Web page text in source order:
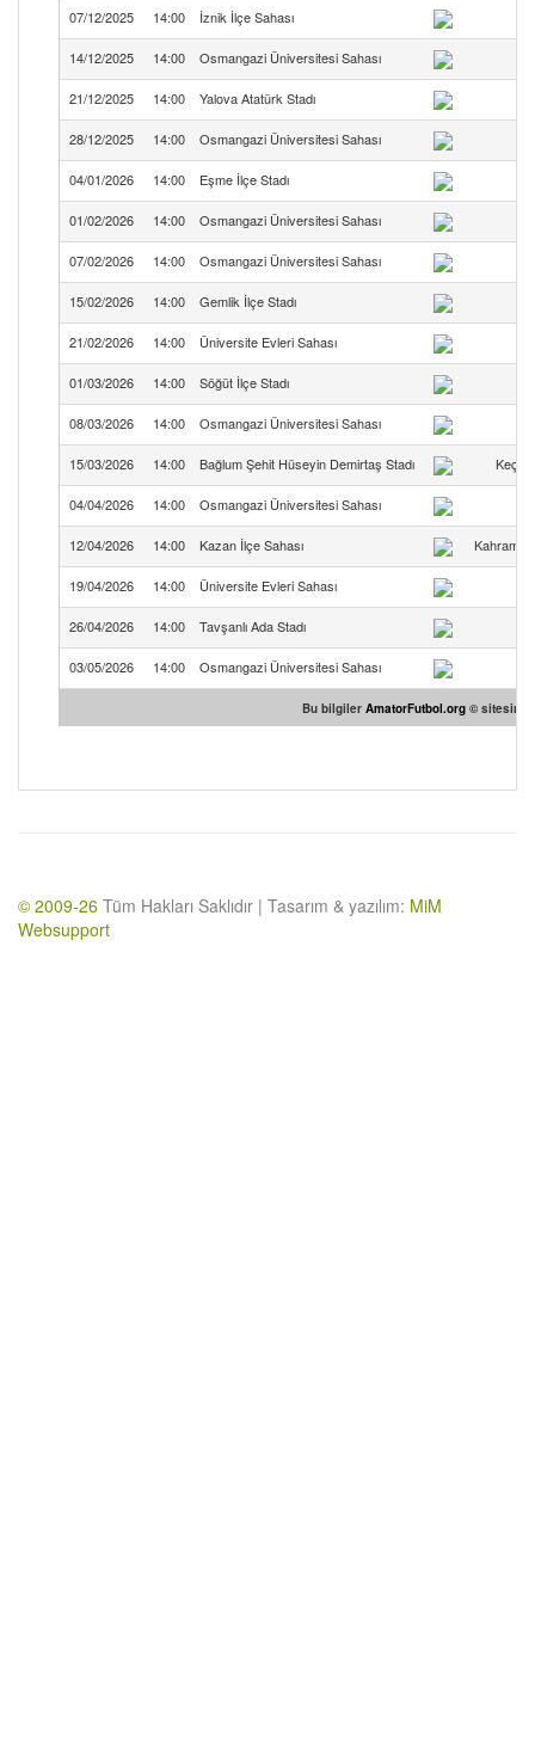
07/12/2025 14:00 İznik İlçe Sahası
14/12/2025 14:00 Osmangazi Üniversitesi Sahası
21/12/2025 14:00 Yalova Atatürk Stadı
28/12/2025 14:00 Osmangazi Üniversitesi Sahası
04/01/2026 14:00 Eşme İlçe Stadı
01/02/2026 14:00 Osmangazi Üniversitesi Sahası
07/02/2026 14:00 Osmangazi Üniversitesi Sahası
15/02/2026 14:00 Gemlik İlçe Stadı
21/02/2026 14:00 Üniversite Evleri Sahası
01/03/2026 14:00 Söğüt İlçe Stadı
08/03/2026 14:00 Osmangazi Üniversitesi Sahası
15/03/2026 14:00 Bağlum Şehit Hüseyin Demirtaş Stadı
04/04/2026 14:00 Osmangazi Üniversitesi Sahası
12/04/2026 14:00 Kazan İlçe Sahası
19/04/2026 14:00 Üniversite Evleri Sahası
26/04/2026 14:00 Tavşanlı Ada Stadı
03/05/2026 14:00 Osmangazi Üniversitesi Sahası
Bu bilgiler AmatorFutbol.org ©
© 2009-26 Tüm Hakları Saklıdır | Tasarım & yazılım: MiM
Websupport